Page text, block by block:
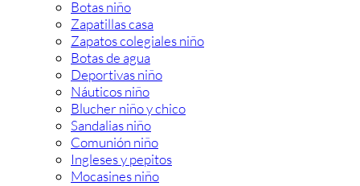
Botas niño
Zapatillas casa
Zapatos colegiales niño
Botas de agua
Deportivas niño
Náuticos niño
Blucher niño y chico
Sandalias niño
Comunión niño
Ingleses y pepitos
Mocasines niño